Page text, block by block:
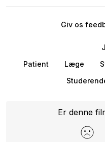
Giv os
Patient
Læge
Er denne